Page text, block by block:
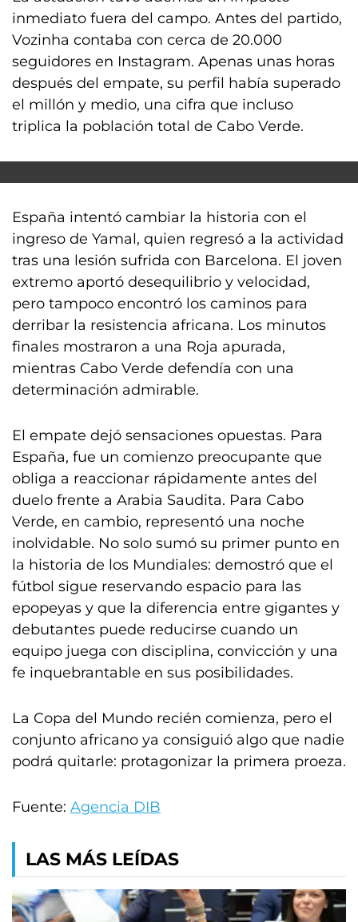
inmediato fuera del campo. Antes del partido,
Vozinha contaba con cerca de 20.000
seguidores en Instagram. Apenas unas horas
después del empate, su perfil había superado
el millón y medio, una cifra que incluso
triplica la población total de Cabo Verde.
España intentó cambiar la historia con el
ingreso de Yamal, quien regresó a la actividad
tras una lesión sufrida con Barcelona. El joven
extremo aportó desequilibrio y velocidad,
pero tampoco encontró los caminos para
derribar la resistencia africana. Los minutos
finales mostraron a una Roja apurada,
mientras Cabo Verde defendía con una
determinación admirable.
El empate dejó sensaciones opuestas. Para
España, fue un comienzo preocupante que
obliga a reaccionar rápidamente antes del
duelo frente a Arabia Saudita. Para Cabo
Verde, en cambio, representó una noche
inolvidable. No solo sumó su primer punto en
la historia de los Mundiales: demostró que el
fútbol sigue reservando espacio para las
epopeyas y que la diferencia entre gigantes y
debutantes puede reducirse cuando un
equipo juega con disciplina, convicción y una
fe inquebrantable en sus posibilidades.
La Copa del Mundo recién comienza, pero el
conjunto africano ya consiguió algo que nadie
podrá quitarle: protagonizar la primera proeza.
Fuente: Agencia DIB
LAS MÁS LEÍDAS